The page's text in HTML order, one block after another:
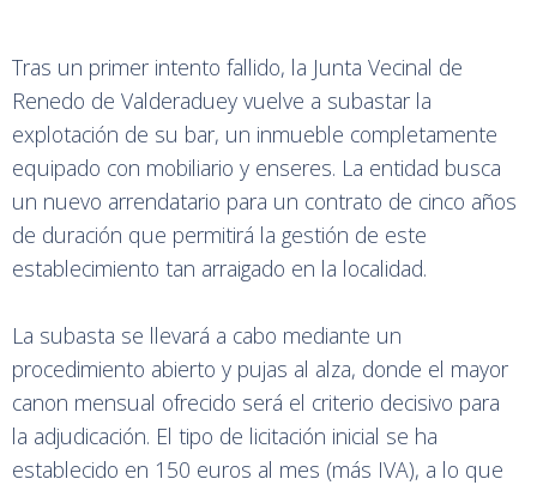
Tras un primer intento fallido, la Junta Vecinal de
Renedo de Valderaduey vuelve a subastar la
explotación de su bar, un inmueble completamente
equipado con mobiliario y enseres. La entidad busca
un nuevo arrendatario para un contrato de cinco años
de duración que permitirá la gestión de este
establecimiento tan arraigado en la localidad.
La subasta se llevará a cabo mediante un
procedimiento abierto y pujas al alza, donde el mayor
canon mensual ofrecido será el criterio decisivo para
la adjudicación. El tipo de licitación inicial se ha
establecido en 150 euros al mes (más IVA), a lo que